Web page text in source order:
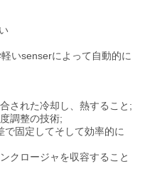
いsenserによって自動的に
された冷却し、熱すること;
調整の技術;
で固定してそして効率的に
クロージャを収容すること